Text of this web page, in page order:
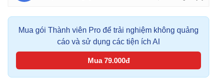
Mua gói Thành viên Pro để trải nghiệm không quảng
cáo và sử dụng các tiện ích AI
Mua 79.000đ